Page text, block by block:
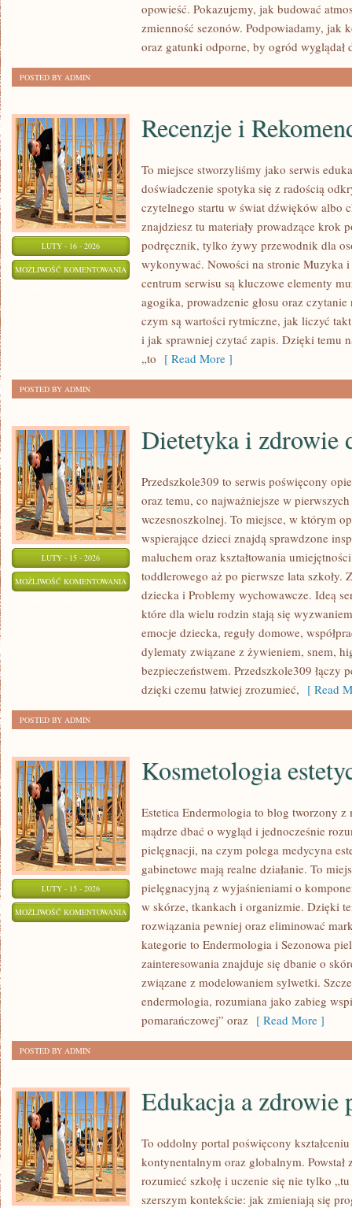
BALKONY
opowieść. Pokazujemy, jak budować
zmienność sezonów. Podpowiadamy, jak
oraz gatunki odporne, by ogród wyglądał
POSTED BY ADMIN
LUTY - 16 - 2026
MOŻLIWOŚĆ KOMENTOWANIA RECENZJE
REKOMENDACJE
Recenzje i
To miejsce stworzyliśmy jako serwis
doświadczenie spotyka się z radością
czytelnego startu w świat dźwięków albo
znajdziesz tu materiały prowadzące krok
podręcznik, tylko żywy przewodnik dla
wykonywać. Nowości na stronie Muzyka
centrum serwisu są kluczowe elementy
agogika, prowadzenie głosu oraz
czym są wartości rytmiczne, jak liczyć
i jak sprawniej czytać zapis. Dzięki temu
„to [ Read More ]
POSTED BY ADMIN
LUTY - 15 - 2026
MOŻLIWOŚĆ KOMENTOWANIA DIETETYKA
ZDROWIE
DZIECKA
Dietetyka i zdrowie
Przedszkole309 to serwis poświęcony
oraz temu, co najważniejsze w
wczesnoszkolnej. To miejsce, w którym
wspierające dzieci znajdą sprawdzone
maluchem oraz kształtowania
toddlerowego aż po pierwsze lata szkoły.
dziecka i Problemy wychowawcze. Ideą
które dla wielu rodzin stają się
emocje dziecka, reguły domowe,
dylematy związane z żywieniem, snem,
bezpieczeństwem. Przedszkole309 łączy
dzięki czemu łatwiej zrozumieć, [ Read
POSTED BY ADMIN
LUTY - 15 - 2026
MOŻLIWOŚĆ KOMENTOWANIA KOSMETOLOGIA
ESTETYCZNA
Kosmetologia
Estetica Endermologia to blog tworzony z
mądrze dbać o wygląd i jednocześnie
pielęgnacji, na czym polega medycyna
gabinetowe mają realne działanie. To
pielęgnacyjną z wyjaśnieniami o
w skórze, tkankach i organizmie. Dzięki
rozwiązania pewniej oraz eliminować
kategorie to Endermologia i Sezonowa
zainteresowania znajduje się dbanie o
związane z modelowaniem sylwetki.
endermologia, rozumiana jako zabieg
pomarańczowej” oraz [ Read More ]
POSTED BY ADMIN
Edukacja a zdrowie
To oddolny portal poświęcony
kontynentalnym oraz globalnym. Powstał
rozumieć szkołę i uczenie się nie tylko
szerszym kontekście: jak zmieniają się